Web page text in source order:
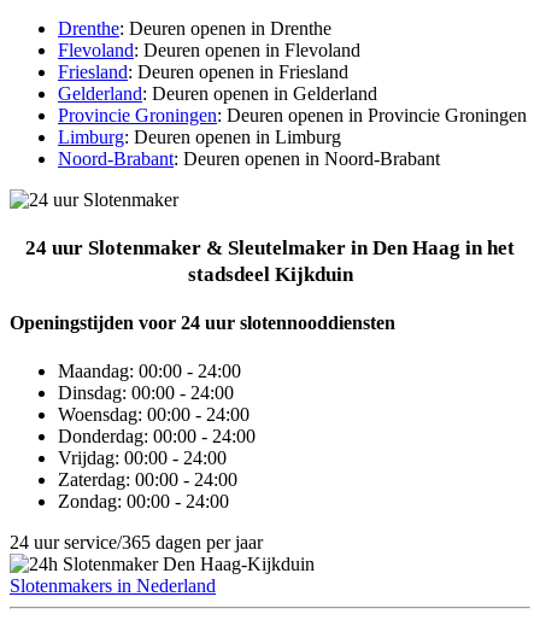
Drenthe: Deuren openen in Drenthe
Flevoland: Deuren openen in Flevoland
Friesland: Deuren openen in Friesland
Gelderland: Deuren openen in Gelderland
Provincie Groningen: Deuren openen in Provincie Groningen
Limburg: Deuren openen in Limburg
Noord-Brabant: Deuren openen in Noord-Brabant
24 uur Slotenmaker & Sleutelmaker in Den Haag in het
stadsdeel Kijkduin
Openingstijden voor 24 uur slotennooddiensten
Maandag: 00:00 - 24:00
Dinsdag: 00:00 - 24:00
Woensdag: 00:00 - 24:00
Donderdag: 00:00 - 24:00
Vrijdag: 00:00 - 24:00
Zaterdag: 00:00 - 24:00
Zondag: 00:00 - 24:00
24 uur service/365 dagen per jaar
Slotenmakers in Nederland